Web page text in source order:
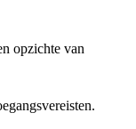
opzichte van